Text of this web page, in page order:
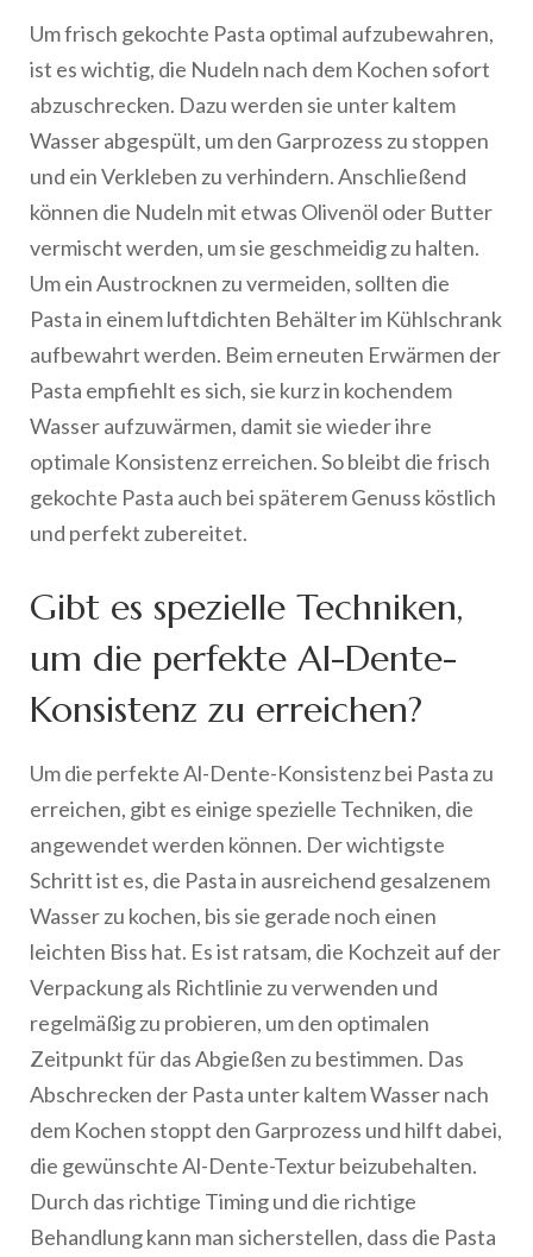
Um frisch gekochte Pasta optimal aufzubewahren,
ist es wichtig, die Nudeln nach dem Kochen sofort
abzuschrecken. Dazu werden sie unter kaltem
Wasser abgespült, um den Garprozess zu stoppen
und ein Verkleben zu verhindern. Anschließend
können die Nudeln mit etwas Olivenöl oder Butter
vermischt werden, um sie geschmeidig zu halten.
Um ein Austrocknen zu vermeiden, sollten die
Pasta in einem luftdichten Behälter im Kühlschrank
aufbewahrt werden. Beim erneuten Erwärmen der
Pasta empfiehlt es sich, sie kurz in kochendem
Wasser aufzuwärmen, damit sie wieder ihre
optimale Konsistenz erreichen. So bleibt die frisch
gekochte Pasta auch bei späterem Genuss köstlich
und perfekt zubereitet.
Gibt es spezielle Techniken,
um die perfekte Al-Dente-
Konsistenz zu erreichen?
Um die perfekte Al-Dente-Konsistenz bei Pasta zu
erreichen, gibt es einige spezielle Techniken, die
angewendet werden können. Der wichtigste
Schritt ist es, die Pasta in ausreichend gesalzenem
Wasser zu kochen, bis sie gerade noch einen
leichten Biss hat. Es ist ratsam, die Kochzeit auf der
Verpackung als Richtlinie zu verwenden und
regelmäßig zu probieren, um den optimalen
Zeitpunkt für das Abgießen zu bestimmen. Das
Abschrecken der Pasta unter kaltem Wasser nach
dem Kochen stoppt den Garprozess und hilft dabei,
die gewünschte Al-Dente-Textur beizubehalten.
Durch das richtige Timing und die richtige
Behandlung kann man sicherstellen, dass die Pasta